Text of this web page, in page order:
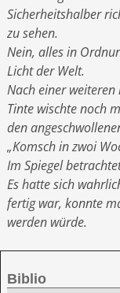
Sicherheitshalber
zu sehen.
Nein, alles in
Licht der Welt.
Nach einer weiteren
Tinte wischte noch
den
„Komsch in zwoi
Im Spiegel
Es hatte sich
fertig war, konnte
werden würde.
Biblio